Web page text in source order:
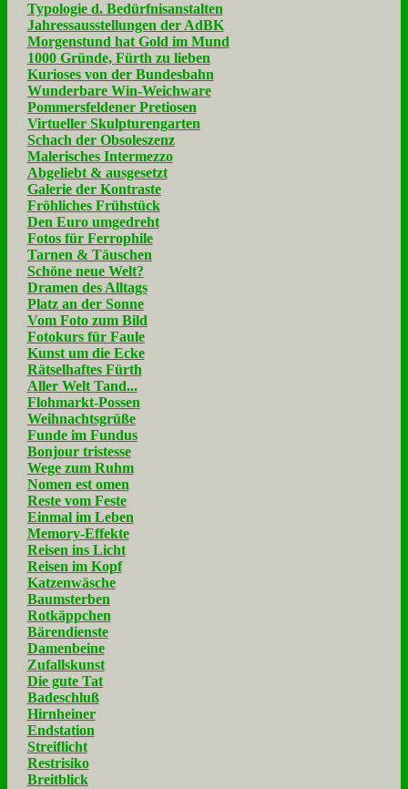
Typologie d. Bedürfnisanstalten
Jahressausstellungen der AdBK
Morgenstund hat Gold im Mund
1000 Gründe, Fürth zu lieben
Kurioses von der Bundesbahn
Wunderbare Win-Weichware
Pommersfeldener Pretiosen
Virtueller Skulpturengarten
Schach der Obsoleszenz
Malerisches Intermezzo
Abgeliebt & ausgesetzt
Galerie der Kontraste
Fröhliches Frühstück
Den Euro umgedreht
Fotos für Ferrophile
Tarnen & Täuschen
Schöne neue Welt?
Dramen des Alltags
Platz an der Sonne
Vom Foto zum Bild
Fotokurs für Faule
Kunst um die Ecke
Rätselhaftes Fürth
Aller Welt Tand...
Flohmarkt-Possen
Weihnachtsgrüße
Funde im Fundus
Bonjour tristesse
Wege zum Ruhm
Nomen est omen
Reste vom Feste
Einmal im Leben
Memory-Effekte
Reisen ins Licht
Reisen im Kopf
Katzenwäsche
Baumsterben
Rotkäppchen
Bärendienste
Damenbeine
Zufallskunst
Die gute Tat
Badeschluß
Hirnheiner
Endstation
Streiflicht
Restrisiko
Breitblick